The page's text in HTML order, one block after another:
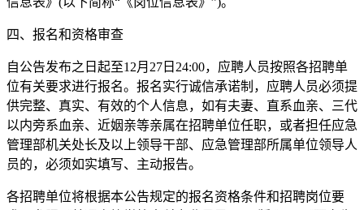
四、报名和资格审查
自公告发布之日起至12月27日24:00，应聘人员按照各招聘单
位有关要求进行报名。报名实行诚信承诺制，应聘人员必须提
供完整、真实、有效的个人信息，如有夫妻、直系血亲、三代
以内旁系血亲、近姻亲等亲属在招聘单位任职，或者担任应急
管理部机关处长及以上领导干部、应急管理部所属单位领导人
员的，必须如实填写、主动报告。
各招聘单位将根据本公告规定的报名资格条件和招聘岗位要